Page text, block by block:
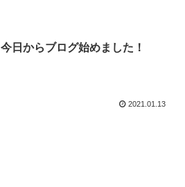
今日からブログ始めました！
2021.01.13